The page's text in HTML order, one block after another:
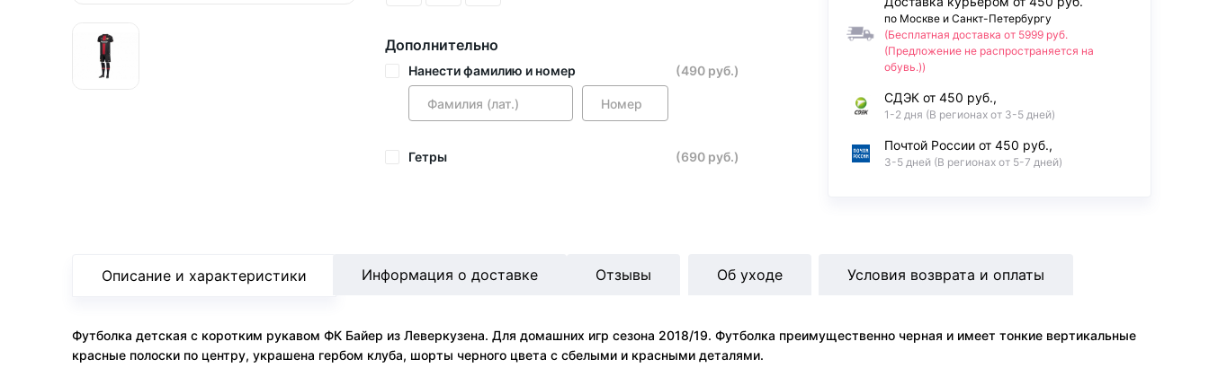
Дополнительно
Нанести фамилию и номер (490 руб.)
Гетры (690 руб.)
по Москве и Санкт-Петербургу
(Бесплатная доставка от 5999 руб.
(Предложение не распространяется на
обувь.))
СДЭК от 450 руб.,
1-2 дня (В регионах от 3-5 дней)
Почтой России от 450 руб.,
3-5 дней (В регионах от 5-7 дней)
Описание и характеристики
Футболка детская с коротким рукавом ФК Байер из Леверкузена. Для домашних игр сезона 2018/19. Футболка преимущественно черная и имеет тонкие вертикальные
красные полоски по центру, украшена гербом клуба, шорты черного цвета с сбелыми и красными деталями.
Информация о доставке Отзывы Об уходе Условия возврата и оплаты